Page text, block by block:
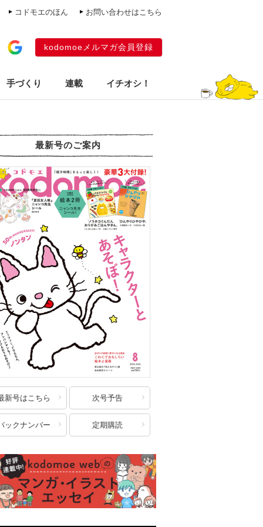
コドモエのほん お問い合わせはこちら
kodomoeメルマガ会員登録
手づくり 連載 イチオシ！
最新号のご案内
新号はこちら 次号予告
ックナンバー 定期購読